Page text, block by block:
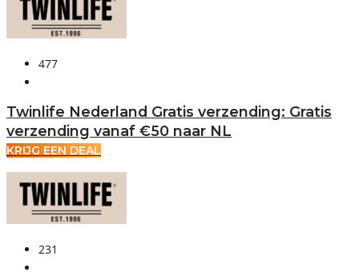
477
Twinlife Nederland Gratis verzending: Gratis
verzending vanaf €50 naar NL
KRIJG EEN DEAL
231